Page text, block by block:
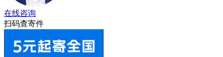
在线咨询
扫码查寄件